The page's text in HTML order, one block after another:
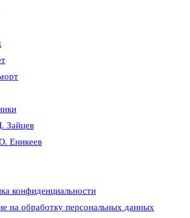
Зайцев
Еникеев
конфиденциальности
на обработку персональных данных